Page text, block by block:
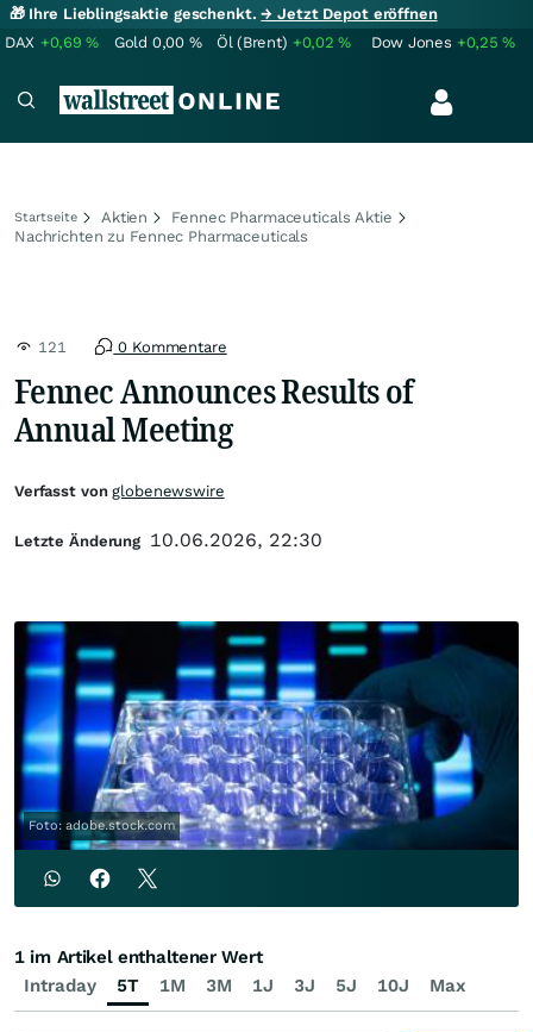
🎁 Ihre Lieblingsaktie geschenkt.→ Jetzt Depot eröffnen
DAX +0,69% Gold 0,00 % Öl (Brent) +0,02% Dow Jones +0,25%
Startseite Aktien
Fennec Pharmaceuticals Aktie
Nachrichten zu Fennec Pharmaceuticals
121 0 Kommentare
Fennec Announces Results of
Annual Meeting
Foto: adobe.stock.com
Verfasst vonglobenewswire
Letzte Änderung 10.06.2026, 22:30
Intraday 5T 1M 3M 1J 3J 5J 10J Max
1 im Artikel enthaltener Wert